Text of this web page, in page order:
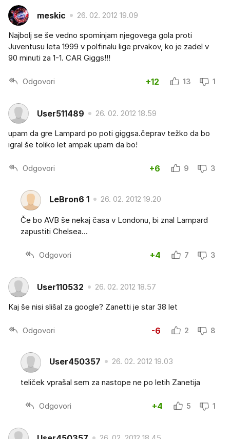
meskic 26. 02. 2012 19.09
Najbolj se še vedno spominjam njegovega gola proti
Juventusu leta 1999 v polfinalu lige prvakov, ko je zadel v
90 minuti za 1-1. CAR Giggs!!!
Odgovori +12 13 1
User511489 26. 02. 2012 18.59
upam da gre Lampard po poti giggsa.čeprav težko da bo
igral še toliko let ampak upam da bo!
Odgovori +6 9 3
LeBron6 1 26. 02. 2012 19.20
Če bo AVB še nekaj časa v Londonu, bi znal Lampard
zapustiti Chelsea...
Odgovori +4 7 3
User110532 26. 02. 2012 18.57
Kaj še nisi slišal za google? Zanetti je star 38 let
Odgovori -6 2 8
User450357 26. 02. 2012 19.03
teliček vprašal sem za nastope ne po letih Zanetija
Odgovori +4 5 1